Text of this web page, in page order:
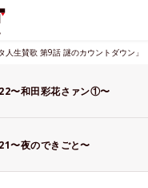
生賛歌 第9話 謎のカウントダウン」
〜和田彩花さァン①〜
〜夜のできごと〜